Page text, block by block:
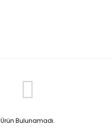
Ürün Bulunamadı.